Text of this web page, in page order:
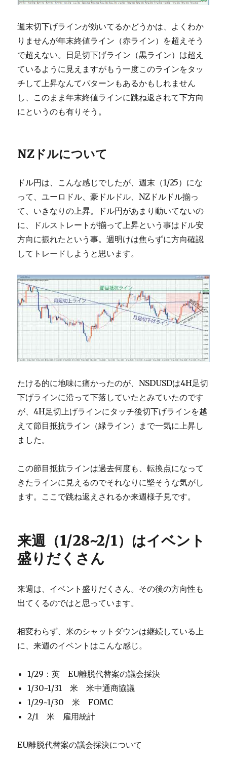
週末切下げラインが効いてるかどうかは、よくわか
りませんが年末終値ライン（赤ライン）を超えそう
で超えない。日足切下げライン（黒ライン）は超え
ているように見えますがもう一度このラインをタッ
チして上昇なんてパターンもあるかもしれません
し、このまま年末終値ラインに跳ね返されて下方向
にというのも有りそう。
NZドルについて
ドル円は、こんな感じでしたが、週末（1/25）にな
って、ユーロドル、豪ドルドル、NZドルドル揃っ
て、いきなりの上昇。ドル円があまり動いてないの
に、ドルストレートが揃って上昇という事はドル安
方向に振れたという事。週明けは焦らずに方向確認
してトレードしようと思います。
たける的に地味に痛かったのが、NSDUSDは4H足切
下げラインに沿って下落していたとみていたのです
が、4H足切上げラインにタッチ後切下げラインを越
えて節目抵抗ライン（緑ライン）まで一気に上昇し
ました。
この節目抵抗ラインは過去何度も、転換点になって
きたラインに見えるのでそれなりに堅そうな気がし
ます。ここで跳ね返えされるか来週様子見です。
来週（1/28~2/1）はイベント
盛りだくさん
来週は、イベント盛りだくさん。その後の方向性も
出てくるのではと思っています。
相変わらず、米のシャットダウンは継続している上
に、来週のイベントはこんな感じ。
1/29：英 EU離脱代替案の議会採決
1/30~1/31 米 米中通商協議
1/29~1/30 米 FOMC
2/1 米 雇用統計
EU離脱代替案の議会採決について